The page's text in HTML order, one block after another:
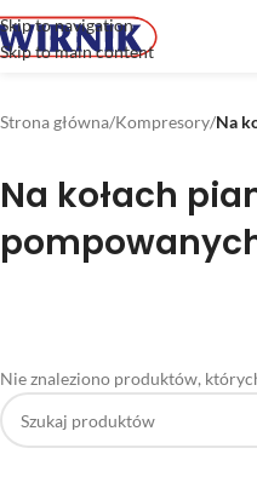
Skip to navigation
Skip to main content
Strona główna/Kompresory/Na
Na kołach
Nie znaleziono produktów,